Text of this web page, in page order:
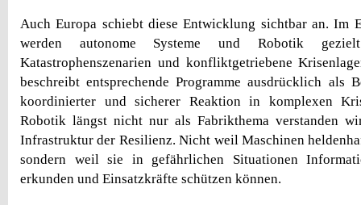
Auch Europa schiebt diese Entwicklung sichtbar an. Im
werden autonome Systeme und Robotik
Katastrophenszenarien und konfliktgetriebene
beschreibt entsprechende Programme ausdrücklich als
koordinierter und sicherer Reaktion in komplexen
Robotik längst nicht nur als Fabrikthema verstanden
Infrastruktur der Resilienz. Nicht weil Maschinen
sondern weil sie in gefährlichen Situationen
erkunden und Einsatzkräfte schützen können.